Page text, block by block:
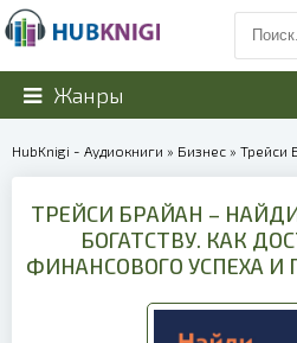
Жанры
HubKnigi - Аудиокниги » Бизнес » Трейси Брайан – Найди
ТРЕЙСИ БРАЙАН –
БОГАТСТВУ. КАК
ФИНАНСОВОГО УСПЕХА И